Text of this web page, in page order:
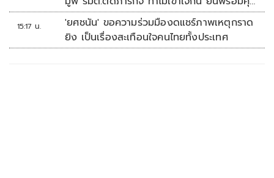
หาทางออก
15:17 น.
'ยศชนัน' ขอความร่วมมืองดแชร์ภาพเหตุกราด
ยิง เป็นเรื่องสะเทือนใจคนไทยทั้งประเทศ